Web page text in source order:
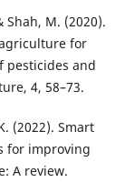
Shah, M. (2020).
for
pesticides and
4, 58–73.
(2022). Smart
for improving
A review.